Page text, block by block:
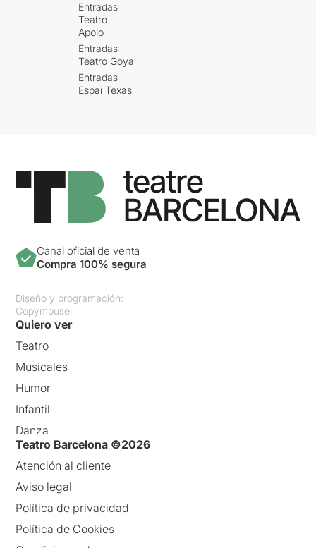
Entradas
Teatro
Apolo
Entradas
Teatro Goya
Entradas
Espai Texas
Canal oficial de venta
Compra 100% segura
Diseño y programación:
Copymouse
Quiero ver
Teatro
Musicales
Humor
Infantil
Danza
Teatro Barcelona ©2026
Atención al cliente
Aviso legal
Política de privacidad
Política de Cookies